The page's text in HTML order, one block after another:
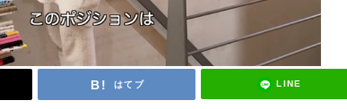
はてブ LINE